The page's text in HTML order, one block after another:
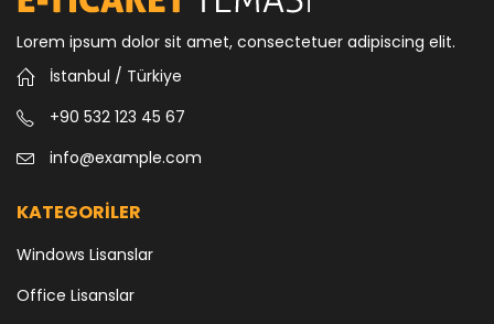
Lorem ipsum dolor sit amet, consectetuer adipiscing elit.
İstanbul / Türkiye
+90 532 123 45 67
info@example.com
KATEGORİLER
Windows Lisanslar
Office Lisanslar